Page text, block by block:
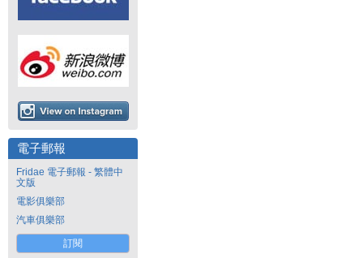
電子郵報
Fridae 電子郵報 - 繁體中
文版
電影俱樂部
汽車俱樂部
訂閱